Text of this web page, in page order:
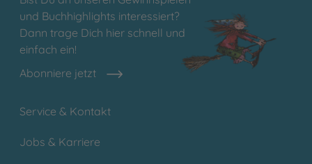
und Buchhighlights interessiert?
Dann trage Dich hier schnell und
einfach ein!
Abonniere jetzt
Service & Kontakt
Jobs & Karriere